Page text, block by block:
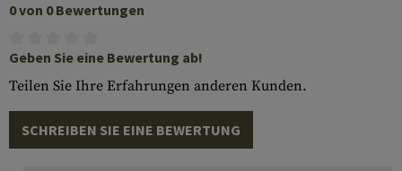
0 von 0 Bewertungen
Geben Sie eine Bewertung ab!
Teilen Sie Ihre Erfahrungen anderen Kunden.
SCHREIBEN SIE EINE BEWERTUNG